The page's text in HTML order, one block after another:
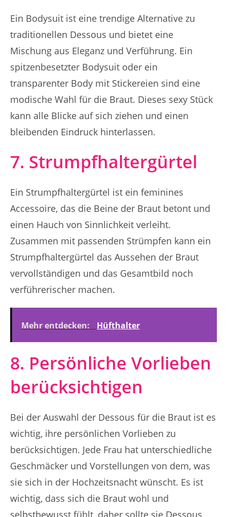
Ein Bodysuit ist eine trendige Alternative zu
traditionellen Dessous und bietet eine
Mischung aus Eleganz und Verführung. Ein
spitzenbesetzter Bodysuit oder ein
transparenter Body mit Stickereien sind eine
modische Wahl für die Braut. Dieses sexy Stück
kann alle Blicke auf sich ziehen und einen
bleibenden Eindruck hinterlassen.
7. Strumpfhaltergürtel
Ein Strumpfhaltergürtel ist ein feminines
Accessoire, das die Beine der Braut betont und
einen Hauch von Sinnlichkeit verleiht.
Zusammen mit passenden Strümpfen kann ein
Strumpfhaltergürtel das Aussehen der Braut
vervollständigen und das Gesamtbild noch
verführerischer machen.
Mehr entdecken: Hüfthalter
8. Persönliche Vorlieben
berücksichtigen
Bei der Auswahl der Dessous für die Braut ist es
wichtig, ihre persönlichen Vorlieben zu
berücksichtigen. Jede Frau hat unterschiedliche
Geschmäcker und Vorstellungen von dem, was
sie sich in der Hochzeitsnacht wünscht. Es ist
wichtig, dass sich die Braut wohl und
selbstbewusst fühlt, daher sollte sie Dessous